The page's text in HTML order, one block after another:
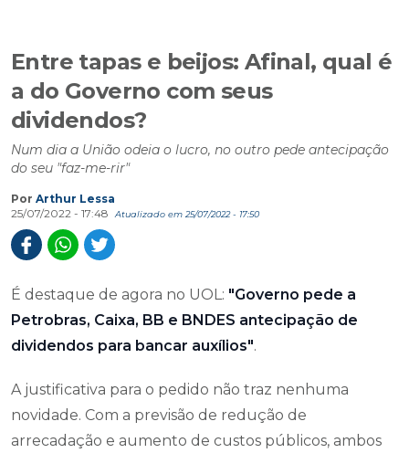
Entre tapas e beijos: Afinal, qual é
a do Governo com seus
dividendos?
Num dia a União odeia o lucro, no outro pede antecipação
do seu "faz-me-rir"
Por Arthur Lessa
25/07/2022 - 17:48
Atualizado em 25/07/2022 - 17:50
É destaque de agora no UOL: "Governo pede a
Petrobras, Caixa, BB e BNDES antecipação de
dividendos para bancar auxílios".
A justificativa para o pedido não traz nenhuma
novidade. Com a previsão de redução de
arrecadação e aumento de custos públicos, ambos